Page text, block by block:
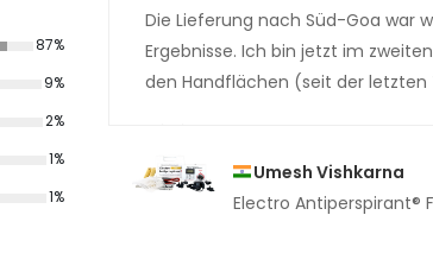
87%
9%
2%
1%
1%
Die Lieferung nach Süd-Goa war
Ergebnisse. Ich bin jetzt im
den Handflächen (seit der letzten
Umesh Vishkarna
Electro Antiperspirant®